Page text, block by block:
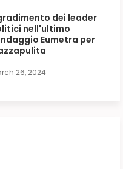
dei leader
nell'ultimo
Eumetra per
26, 2024